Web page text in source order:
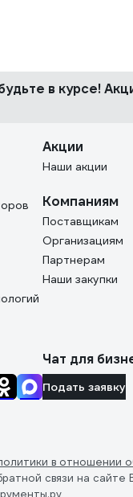
в курсе!
Акции
Наши акции
Компаниям
Поставщикам
Организациям
Партнерам
Наши закупки
Чат для
Подать заявку
в отношении
связи на сайте